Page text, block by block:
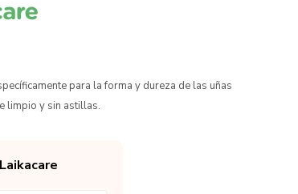
para la forma y dureza de las uñas
limpio y sin astillas.